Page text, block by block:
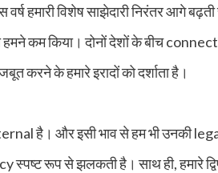
हमारी विशेष साझेदारी निरंतर आगे बढ़ती
कम किया। दोनों देशों के बीच
करने के हमारे इरादों को दर्शाता है।
है। और इसी भाव से हम भी उनकी
रूप से झलकती है। साथ ही, हमारे